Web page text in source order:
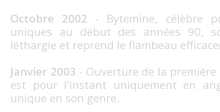
Octobre 2002 - Bytemine, célèbre
uniques au début des années 90,
léthargie et reprend le flambeau
Janvier 2003 - Ouverture de la première
est pour l'instant uniquement en
unique en son genre.